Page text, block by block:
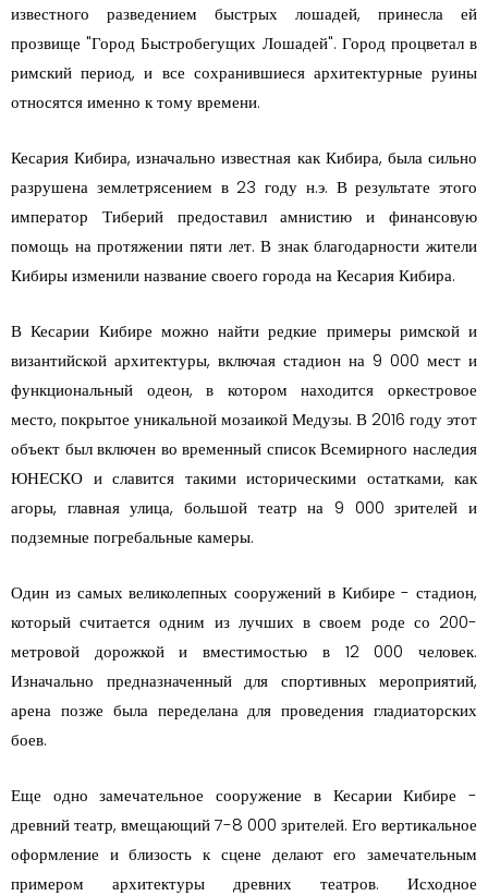
известного разведением быстрых лошадей, принесла ей
прозвище "Город Быстробегущих Лошадей". Город процветал в
римский период, и все сохранившиеся архитектурные руины
относятся именно к тому времени.
Кесария Кибира, изначально известная как Кибира, была сильно
разрушена землетрясением в 23 году н.э. В результате этого
император Тиберий предоставил амнистию и финансовую
помощь на протяжении пяти лет. В знак благодарности жители
Кибиры изменили название своего города на Кесария Кибира.
В Кесарии Кибире можно найти редкие примеры римской и
византийской архитектуры, включая стадион на 9 000 мест и
функциональный одеон, в котором находится оркестровое
место, покрытое уникальной мозаикой Медузы. В 2016 году этот
объект был включен во временный список Всемирного наследия
ЮНЕСКО и славится такими историческими остатками, как
агоры, главная улица, большой театр на 9 000 зрителей и
подземные погребальные камеры.
Один из самых великолепных сооружений в Кибире - стадион,
который считается одним из лучших в своем роде со 200-
метровой дорожкой и вместимостью в 12 000 человек.
Изначально предназначенный для спортивных мероприятий,
арена позже была переделана для проведения гладиаторских
боев.
Еще одно замечательное сооружение в Кесарии Кибире -
древний театр, вмещающий 7-8 000 зрителей. Его вертикальное
оформление и близость к сцене делают его замечательным
примером архитектуры древних театров. Исходное